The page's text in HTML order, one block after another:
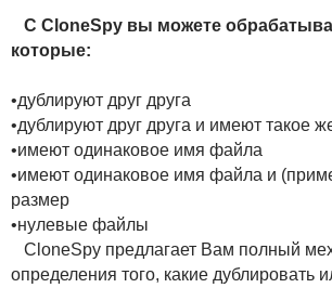
С CloneSpy вы можете
которые:
•дублируют друг друга
•дублируют друг друга и имеют такое
•имеют одинаковое имя файла
•имеют одинаковое имя файла и
размер
•нулевые файлы
CloneSpy предлагает Вам полный
определения того, какие